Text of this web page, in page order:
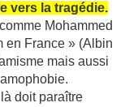
vers la tragédie.
Mohammed
en France » (Albin
mais aussi
doit paraître